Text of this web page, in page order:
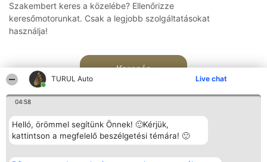
TURUL Auto Live chat
04:58
Helló, örömmel segítünk Önnek! 🙂Kérjük,
kattintson a megfelelő beszélgetési témára! 🙂
Szakembert keres a közelébe? Ellenőrizze
keresőmotorunkat. Csak a legjobb szolgáltatásokat
használja!
Keresés
Rangsorszervező Népszavazás Elérhetőség